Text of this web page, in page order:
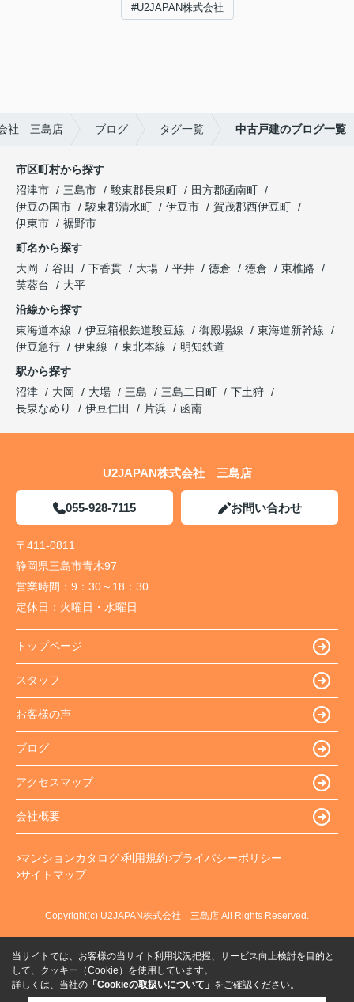
#U2JAPAN株式会社
社 三島店 ブログ タグ一覧 中古戸建のブログ一覧
市区町村から探す
沼津市
三島市 駿東郡長泉町
田方郡函南町
伊豆の国市
駿東郡清水町 伊豆市
賀茂郡西伊豆町
伊東市
裾野市
町名から探す
大岡
谷田 下香貫 大場 平井 徳倉 徳倉
東椎路
芙蓉台
大平
沿線から探す
東海道本線
伊豆箱根鉄道駿豆線 御殿場線
東海道新幹線
伊豆急行
伊東線 東北本線
明知鉄道
駅から探す
沼津
大岡 大場 三島 三島二日町
下土狩
長泉なめり
伊豆仁田 片浜 函南
U2JAPAN株式会社 三島店
055-928-7115 お問い合わせ
〒411-0811
静岡県三島市青木97
営業時間： 9：30～18：30
定休日： 火曜日・水曜日
トップページ
スタッフ
お客様の声
ブログ
アクセスマップ
会社概要
マンションカタログ 利用規約 プライバシーポリシー
サイトマップ
Copyright(c) U2JAPAN株式会社 三島店 All Rights Reserved.
当サイトでは、お客様の当サイト利用状況把握、サービス向上検討を目的と
して、クッキー（Cookie）を使用しています。
詳しくは、当社の 「Cookieの取扱いについて」 をご確認ください。